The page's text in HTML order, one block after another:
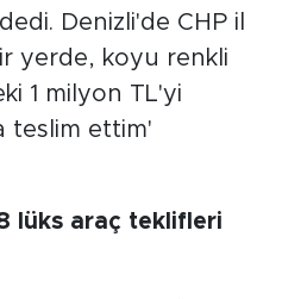
Denizli'de CHP il
yerde, koyu renkli
1 milyon TL'yi
teslim ettim'
lüks araç teklifleri